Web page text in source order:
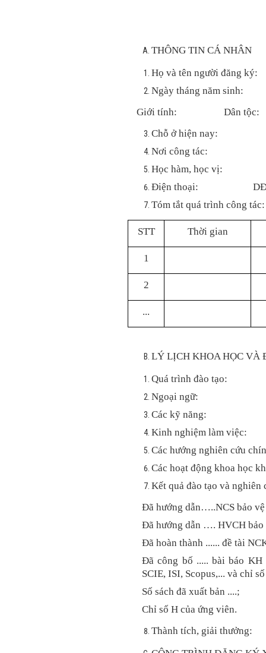
THÔNG TIN CÁ NHÂN
Họ và tên người đăng ký:
Ngày tháng năm sinh:
Giới tính:
Dân tộc:
Chỗ ở hiện nay:
Nơi công tác:
Học hàm, học vị:
Điện
Tóm tắt quá trình công tác:
STT Thời gian
1
2
...
LÝ LỊCH KHOA HỌC VÀ
Quá trình đào tạo:
Ngoại ngữ:
Các kỹ năng:
Kinh nghiệm làm việc:
Các hướng nghiên cứu
Các hoạt động khoa học
Kết quả đào tạo và nghiên
Đã hướng dẫn…..NCS bảo
Đã hướng dẫn …. HVCH bảo
Đã hoàn thành ...... đề tài
Đã công bố ..... bài báo
SCIE, ISI, Scopus,... và chỉ
Số sách đã xuất bản ....;
Chỉ số H của ứng viên.
Thành tích, giải thưởng: